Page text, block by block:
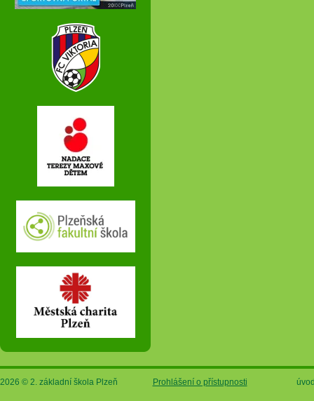
2026 © 2. základní škola Plzeň Prohlášení o přístupnosti